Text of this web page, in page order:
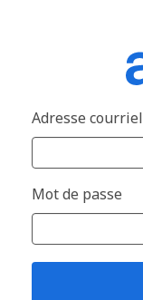
Adresse courriel
Mot de passe